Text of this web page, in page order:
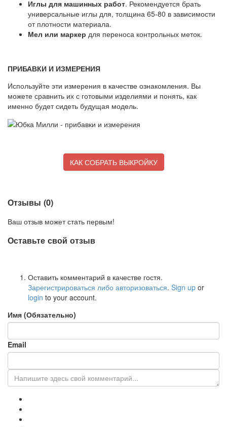
Иглы для машинных работ. Рекомендуется брать
универсальные иглы для, толщина 65-80 в зависимости
от плотности материала.
Мел или маркер для переноса контрольных меток.
ПРИБАВКИ И ИЗМЕРЕНИЯ
Используйте эти измерения в качестве ознакомления. Вы
можете сравнить их с готовыми изделиями и понять, как
именно будет сидеть будущая модель.
КАК СОБРАТЬ ВЫКРОЙКУ
Отзывы (0)
Ваш отзыв может стать первым!
Оставьте свой отзыв
Оставить комментарий в качестве гостя.
Зарегистрироваться либо авторизоваться. Sign up or
login to your account.
Имя (Обязательно)
Email